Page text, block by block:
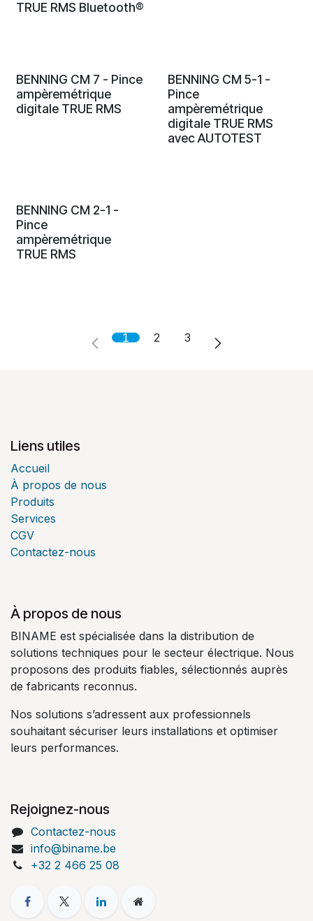
TRUE RMS Bluetooth®
BENNING CM 7 - Pince
ampèremétrique
digitale TRUE RMS
BENNING CM 5-1 -
Pince
ampèremétrique
digitale TRUE RMS
avec AUTOTEST
BENNING CM 2-1 -
Pince
ampèremétrique
TRUE RMS
1 2 3
Liens utiles
Accueil
À propos de nous
Produits
Services
CGV
Contactez-nous
À propos de nous
BINAME est spécialisée dans la distribution de
solutions techniques pour le secteur électrique. Nous
proposons des produits fiables, sélectionnés auprès
de fabricants reconnus.
Nos solutions s’adressent aux professionnels
souhaitant sécuriser leurs installations et optimiser
leurs performances.
Rejoignez-nous
Contactez-nous
info@biname.be
+32 2 466 25 08